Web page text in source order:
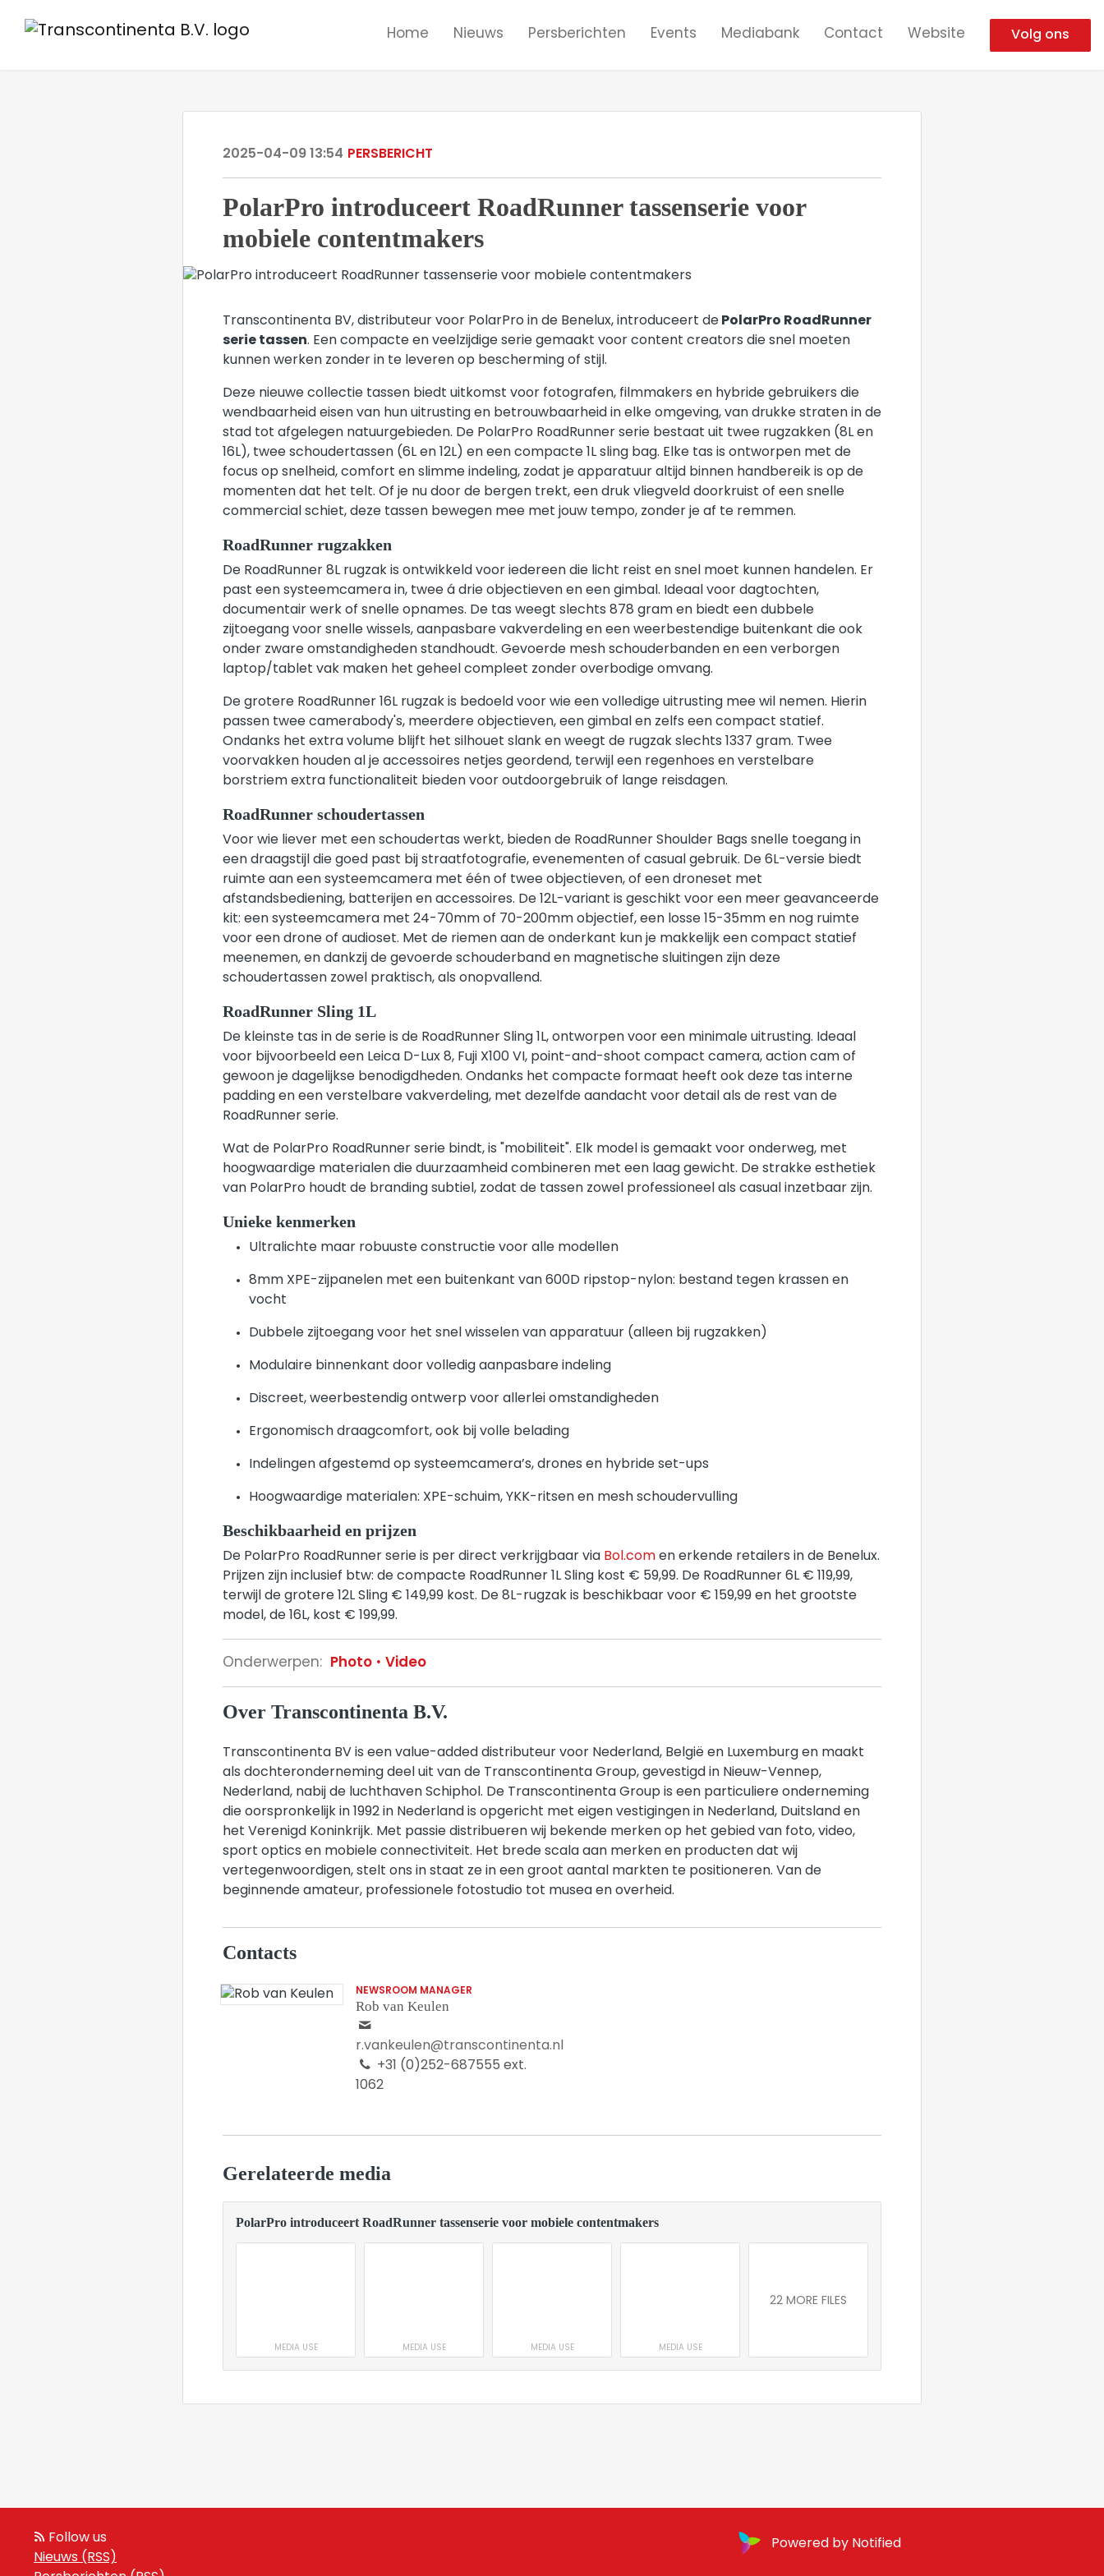
Home Nieuws Persberichten Events Mediabank Contact Website Volg ons
2025-04-09 13:54 PERSBERICHT
PolarPro introduceert RoadRunner tassenserie voor
mobiele contentmakers
Transcontinenta BV, distributeur voor PolarPro in de Benelux, introduceert de PolarPro RoadRunner
serie tassen. Een compacte en veelzijdige serie gemaakt voor content creators die snel moeten
kunnen werken zonder in te leveren op bescherming of stijl.
Deze nieuwe collectie tassen biedt uitkomst voor fotografen, filmmakers en hybride gebruikers die
wendbaarheid eisen van hun uitrusting en betrouwbaarheid in elke omgeving, van drukke straten in de
stad tot afgelegen natuurgebieden. De PolarPro RoadRunner serie bestaat uit twee rugzakken (8L en
16L), twee schoudertassen (6L en 12L) en een compacte 1L sling bag. Elke tas is ontworpen met de
focus op snelheid, comfort en slimme indeling, zodat je apparatuur altijd binnen handbereik is op de
momenten dat het telt. Of je nu door de bergen trekt, een druk vliegveld doorkruist of een snelle
commercial schiet, deze tassen bewegen mee met jouw tempo, zonder je af te remmen.
RoadRunner rugzakken
De RoadRunner 8L rugzak is ontwikkeld voor iedereen die licht reist en snel moet kunnen handelen. Er
past een systeemcamera in, twee á drie objectieven en een gimbal. Ideaal voor dagtochten,
documentair werk of snelle opnames. De tas weegt slechts 878 gram en biedt een dubbele
zijtoegang voor snelle wissels, aanpasbare vakverdeling en een weerbestendige buitenkant die ook
onder zware omstandigheden standhoudt. Gevoerde mesh schouderbanden en een verborgen
laptop/tablet vak maken het geheel compleet zonder overbodige omvang.
De grotere RoadRunner 16L rugzak is bedoeld voor wie een volledige uitrusting mee wil nemen. Hierin
passen twee camerabody's, meerdere objectieven, een gimbal en zelfs een compact statief.
Ondanks het extra volume blijft het silhouet slank en weegt de rugzak slechts 1337 gram. Twee
voorvakken houden al je accessoires netjes geordend, terwijl een regenhoes en verstelbare
borstriem extra functionaliteit bieden voor outdoorgebruik of lange reisdagen.
RoadRunner schoudertassen
Voor wie liever met een schoudertas werkt, bieden de RoadRunner Shoulder Bags snelle toegang in
een draagstijl die goed past bij straatfotografie, evenementen of casual gebruik. De 6L-versie biedt
ruimte aan een systeemcamera met één of twee objectieven, of een droneset met
afstandsbediening, batterijen en accessoires. De 12L-variant is geschikt voor een meer geavanceerde
kit: een systeemcamera met 24-70mm of 70-200mm objectief, een losse 15-35mm en nog ruimte
voor een drone of audioset. Met de riemen aan de onderkant kun je makkelijk een compact statief
meenemen, en dankzij de gevoerde schouderband en magnetische sluitingen zijn deze
schoudertassen zowel praktisch, als onopvallend.
RoadRunner Sling 1L
De kleinste tas in de serie is de RoadRunner Sling 1L, ontworpen voor een minimale uitrusting. Ideaal
voor bijvoorbeeld een Leica D-Lux 8, Fuji X100 VI, point-and-shoot compact camera, action cam of
gewoon je dagelijkse benodigdheden. Ondanks het compacte formaat heeft ook deze tas interne
padding en een verstelbare vakverdeling, met dezelfde aandacht voor detail als de rest van de
RoadRunner serie.
Wat de PolarPro RoadRunner serie bindt, is "mobiliteit". Elk model is gemaakt voor onderweg, met
hoogwaardige materialen die duurzaamheid combineren met een laag gewicht. De strakke esthetiek
van PolarPro houdt de branding subtiel, zodat de tassen zowel professioneel als casual inzetbaar zijn.
Unieke kenmerken
Ultralichte maar robuuste constructie voor alle modellen
8mm XPE-zijpanelen met een buitenkant van 600D ripstop-nylon: bestand tegen krassen en
vocht
Dubbele zijtoegang voor het snel wisselen van apparatuur (alleen bij rugzakken)
Modulaire binnenkant door volledig aanpasbare indeling
Discreet, weerbestendig ontwerp voor allerlei omstandigheden
Ergonomisch draagcomfort, ook bij volle belading
Indelingen afgestemd op systeemcamera’s, drones en hybride set-ups
Hoogwaardige materialen: XPE-schuim, YKK-ritsen en mesh schoudervulling
Beschikbaarheid en prijzen
De PolarPro RoadRunner serie is per direct verkrijgbaar via Bol.com en erkende retailers in de Benelux.
Prijzen zijn inclusief btw: de compacte RoadRunner 1L Sling kost € 59,99. De RoadRunner 6L € 119,99,
terwijl de grotere 12L Sling € 149,99 kost. De 8L-rugzak is beschikbaar voor € 159,99 en het grootste
model, de 16L, kost € 199,99.
Onderwerpen: Photo Video
Over Transcontinenta B.V.
Transcontinenta BV is een value-added distributeur voor Nederland, België en Luxemburg en maakt
als dochteronderneming deel uit van de Transcontinenta Group, gevestigd in Nieuw-Vennep,
Nederland, nabij de luchthaven Schiphol. De Transcontinenta Group is een particuliere onderneming
die oorspronkelijk in 1992 in Nederland is opgericht met eigen vestigingen in Nederland, Duitsland en
het Verenigd Koninkrijk. Met passie distribueren wij bekende merken op het gebied van foto, video,
sport optics en mobiele connectiviteit. Het brede scala aan merken en producten dat wij
vertegenwoordigen, stelt ons in staat ze in een groot aantal markten te positioneren. Van de
beginnende amateur, professionele fotostudio tot musea en overheid.
Contacts
NEWSROOM MANAGER
Rob van Keulen
r.vankeulen@transcontinenta.nl
+31 (0)252-687555 ext.
1062
Gerelateerde media
PolarPro introduceert RoadRunner tassenserie voor mobiele contentmakers
MEDIA USE MEDIA USE MEDIA USE MEDIA USE
22 MORE FILES
Follow us
Nieuws (RSS)
Powered by Notified